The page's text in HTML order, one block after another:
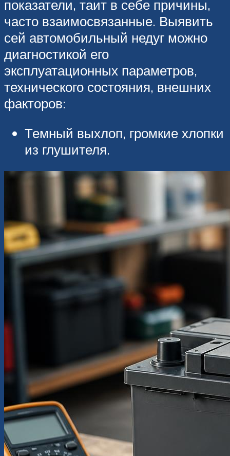
показатели, таит в себе причины,
часто взаимосвязанные. Выявить
сей автомобильный недуг можно
диагностикой его
эксплуатационных параметров,
технического состояния, внешних
факторов:
Темный выхлоп, громкие хлопки
из глушителя.